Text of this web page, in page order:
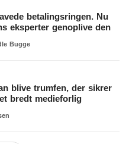
betalingsringen. Nu
eksperter genoplive den
Bugge
blive trumfen, der sikrer
bredt medieforlig